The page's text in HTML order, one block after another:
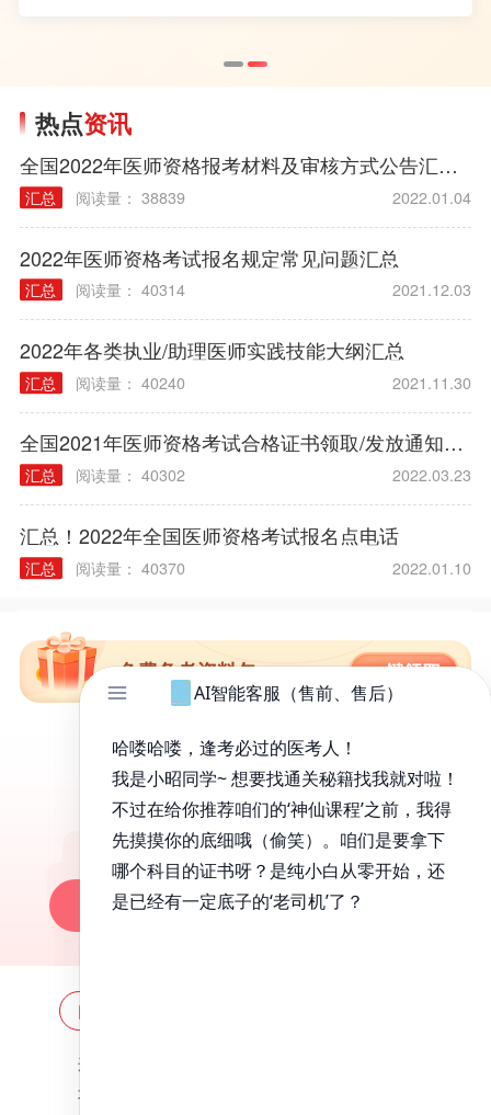
热点资讯
全国2022年医师资格报考材料及审核方式公告汇总（各考区）
汇总 阅读量： 38839 2022.01.04
2022年医师资格考试报名规定常见问题汇总
汇总 阅读量： 40314 2021.12.03
2022年各类执业/助理医师实践技能大纲汇总
汇总 阅读量： 40240 2021.11.30
全国2021年医师资格考试合格证书领取/发放通知汇总
汇总 阅读量： 40302 2022.03.23
汇总！2022年全国医师资格考试报名点电话
汇总 阅读量： 40370 2022.01.10
免费备考资料包
昭昭医考APP
百万医考生都在用的APP
昭昭题库-随时做，昭神直播-随心学!
一键安装做题
网站地图
违法和不良信息举报邮箱：
北京市西城区宣武门东河沿街69号正弘大厦208室